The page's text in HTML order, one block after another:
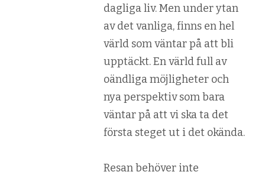
dagliga liv. Men under ytan
av det vanliga, finns en hel
värld som väntar på att bli
upptäckt. En värld full av
oändliga möjligheter och
nya perspektiv som bara
väntar på att vi ska ta det
första steget ut i det okända.
Resan behöver inte